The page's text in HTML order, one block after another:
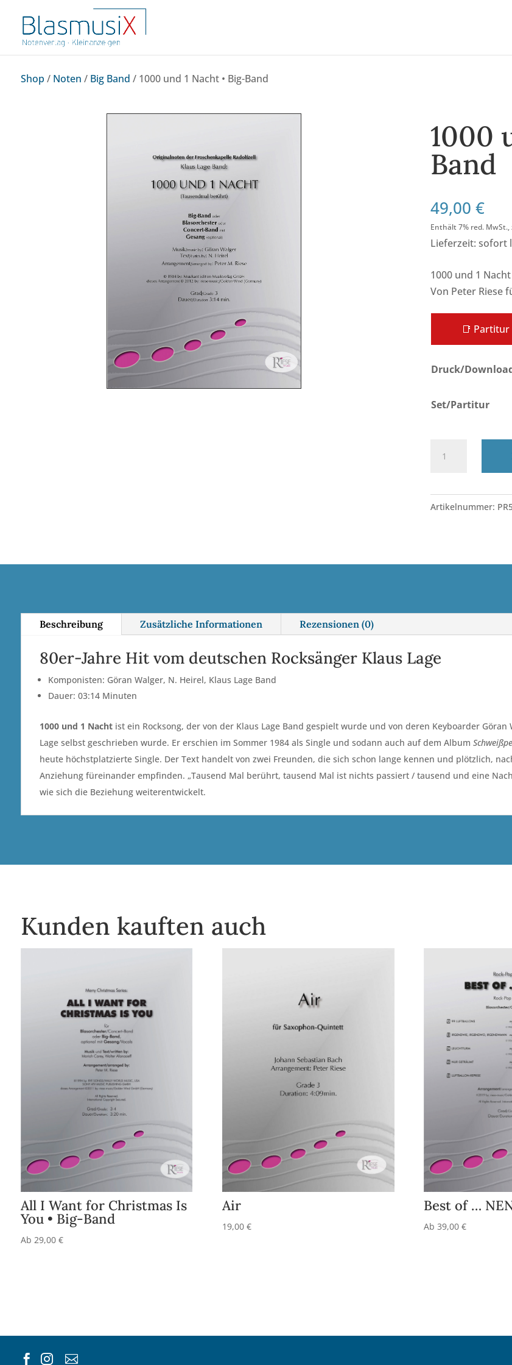
Shop / Noten / Big Band / 1000 und 1 Nacht • Big-Band
1000
Band
49,00€
Enthält 7% red.
Lieferzeit: sofort
1000 und 1
Von Peter Riese
📑 Partitur
Druck/
Set/Partitur
und
Nacht
•
Menge
l
t
n
i
:
Artikelnummer:
Beschreibung Zusätzliche Informationen Rezensionen (0)
80er-Jahre Hit vom deutschen Rocksänger Klaus Lage
Komponisten: Göran Walger, N. Heirel, Klaus Lage Band
Dauer: 03:14 Minuten
1000 und 1 Nachtist ein Rocksong, der von der Klaus Lage Band gespielt wurde und von deren Keyboarder
Lage selbst geschrieben wurde. Er erschien im Sommer 1984 als Single und sodann auch auf dem Album
heute höchstplatzierte Single. Der Text handelt von zwei Freunden, die sich schon lange kennen und plötzlich,
Anziehung füreinander empfinden. „Tausend Mal berührt, tausend Mal ist nichts passiert / tausend und eine
wie sich die Beziehung weiterentwickelt.
Kunden kauften auch
All I Want for Christmas Is
You • Big-Band
Ab 29,00 €
Air
19,00 €
Best of …
Ab 39,00€
  